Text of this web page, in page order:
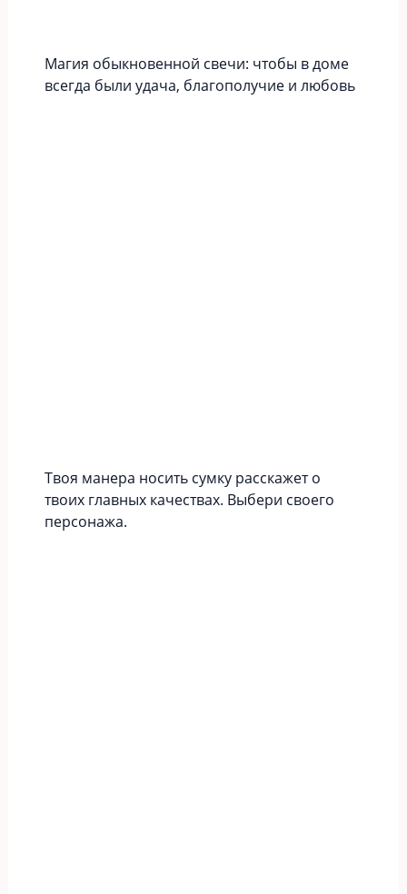
Магия обыкновенной свечи: чтобы в доме
всегда были удача, благополучие и любовь
Твоя манера носить сумку расскажет о
твоих главных качествах. Выбери своего
персонажа.